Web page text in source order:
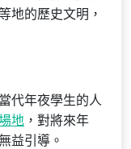
地的歷史文明，
代年夜學生的人
地 ，對將來年
益引導。